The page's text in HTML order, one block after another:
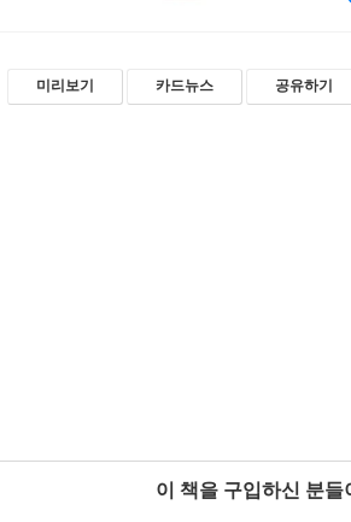
미리보기 카드뉴스 공유하기
이 책을 구입하신 분